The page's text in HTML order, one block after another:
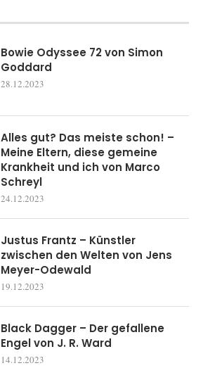
Bowie Odyssee 72 von Simon
Goddard
28.12.2023
Alles gut? Das meiste schon! –
Meine Eltern, diese gemeine
Krankheit und ich von Marco
Schreyl
24.12.2023
Justus Frantz – Künstler
zwischen den Welten von Jens
Meyer-Odewald
19.12.2023
Black Dagger – Der gefallene
Engel von J. R. Ward
14.12.2023